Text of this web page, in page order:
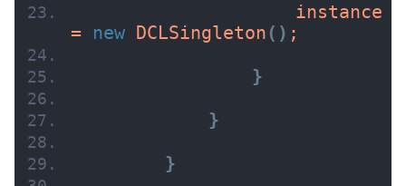
                    instance
= new DCLSingleton ( ) ;
}
}
}